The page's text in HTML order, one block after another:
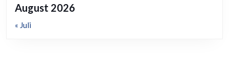
August 2026
« Juli